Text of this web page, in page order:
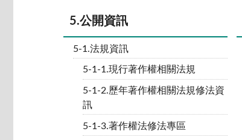
5.公開資訊
5-1.法規資訊
5-1-1.現行著作權相關法規
5-1-2.歷年著作權相關法規修法資
訊
5-1-3.著作權法修法專區